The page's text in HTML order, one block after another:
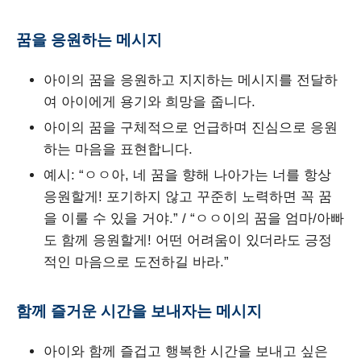
꿈을 응원하는 메시지
아이의 꿈을 응원하고 지지하는 메시지를 전달하
여 아이에게 용기와 희망을 줍니다.
아이의 꿈을 구체적으로 언급하며 진심으로 응원
하는 마음을 표현합니다.
예시: “ㅇㅇ아, 네 꿈을 향해 나아가는 너를 항상
응원할게! 포기하지 않고 꾸준히 노력하면 꼭 꿈
을 이룰 수 있을 거야.” / “ㅇㅇ이의 꿈을 엄마/아빠
도 함께 응원할게! 어떤 어려움이 있더라도 긍정
적인 마음으로 도전하길 바라.”
함께 즐거운 시간을 보내자는 메시지
아이와 함께 즐겁고 행복한 시간을 보내고 싶은